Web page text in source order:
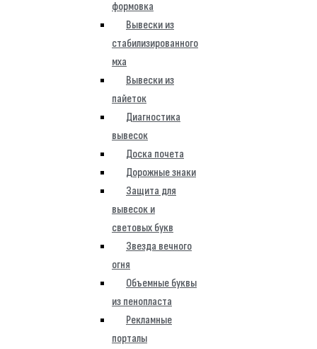
формовка
Вывески из
стабилизированного
мха
Вывески из
пайеток
Диагностика
вывесок
Доска почета
Дорожные знаки
Защита для
вывесок и
световых букв
Звезда вечного
огня
Объемные буквы
из пенопласта
Рекламные
порталы